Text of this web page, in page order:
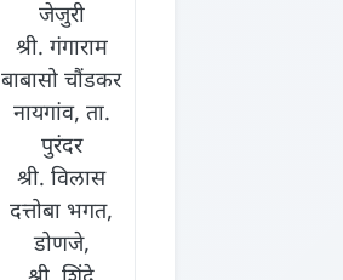
जेजुरी
श्री. गंगाराम
बाबासो चौंडकर
नायगांव, ता.
पुरंदर
श्री. विलास
दत्तोबा भगत,
डोणजे,